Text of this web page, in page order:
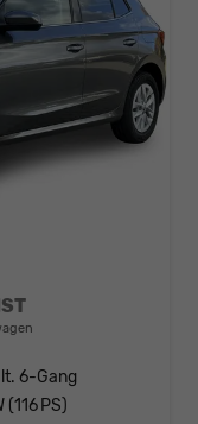
6-Gang
(116 PS)